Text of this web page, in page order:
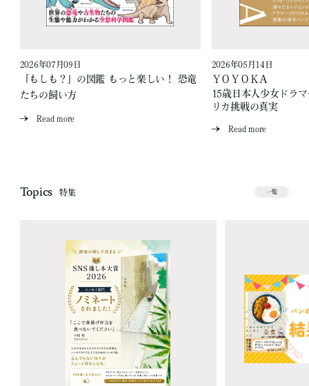
2026年07月09日
「もしも？」の図鑑 もっと楽しい！ 恐竜
たちの飼い方
Read more
2026年05月14日
ＹＯＹＯＫＡ
15歳日本人少女ドラ
リカ挑戦の真実
Read more
Topics 特集 一覧